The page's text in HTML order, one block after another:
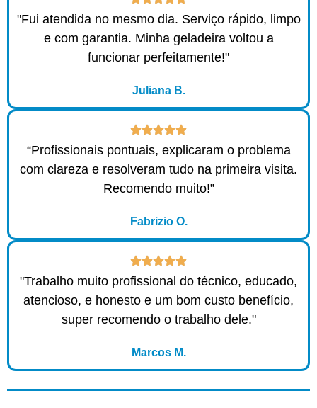
"Fui atendida no mesmo dia. Serviço rápido, limpo
e com garantia. Minha geladeira voltou a
funcionar perfeitamente!"
Juliana B.
“Profissionais pontuais, explicaram o problema
com clareza e resolveram tudo na primeira visita.
Recomendo muito!”
Fabrizio O.
"Trabalho muito profissional do técnico, educado,
atencioso, e honesto e um bom custo benefício,
super recomendo o trabalho dele."
Marcos M.